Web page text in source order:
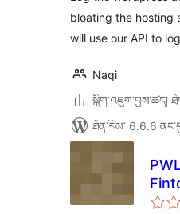
bloating the hosting
will use our API to
Naqi
སྒྲིག་འཇུག་བྱས་ཚད།
ཐོན་རིམ་ 6.6.6